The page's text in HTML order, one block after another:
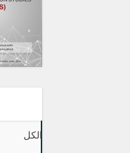
الكل